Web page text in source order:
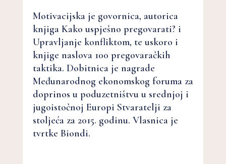
Motivacijska je govornica, autorica
knjiga Kako uspješno pregovarati? i
Upravljanje konfliktom, te uskoro i
knjige naslova 100 pregovaračkih
taktika. Dobitnica je nagrade
Međunarodnog ekonomskog foruma za
doprinos u poduzetništvu u srednjoj i
jugoistočnoj Europi Stvaratelji za
stoljeća za 2015. godinu. Vlasnica je
tvrtke Biondi.